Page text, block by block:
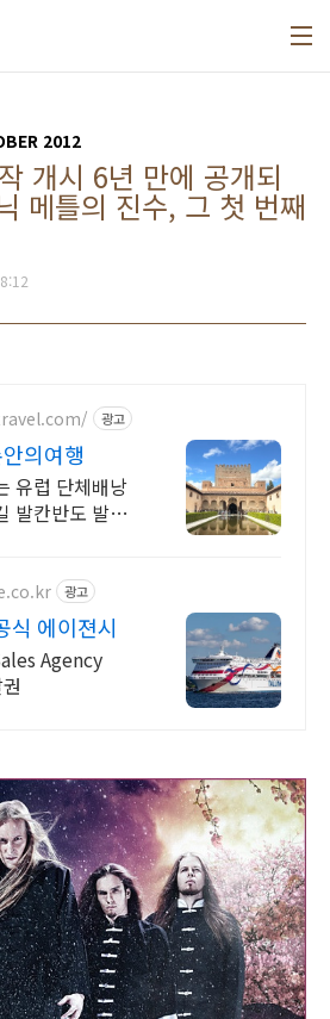
2012
개시 6년 만에 공개되
메틀의 진수, 그 첫 번째
광고
의여행
유럽 단체배낭
발칸반도 발틱
광고
식 에이젼시
Agency